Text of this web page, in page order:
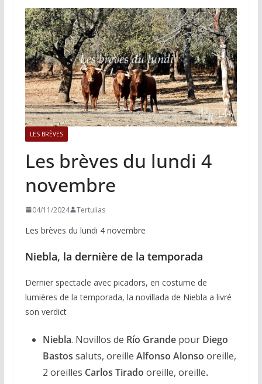
LES BRÈVES
Les brèves du lundi 4
novembre
04/11/2024 Tertulias
Les brèves du lundi 4 novembre
Niebla, la dernière de la temporada
Dernier spectacle avec picadors, en costume de
lumières de la temporada, la novillada de Niebla a livré
son verdict
Niebla. Novillos de Río Grandepour Diego
Bastos saluts, oreille Alfonso Alonso oreille,
2 oreilles Carlos Tirado oreille, oreille.